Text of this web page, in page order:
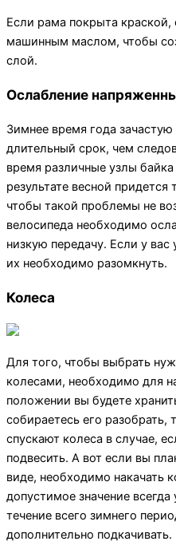
Если рама покрыта
машинным маслом, чтобы
слой.
Ослабление
Зимнее время года зачастую
длительный срок, чем
время различные узлы
результате весной придется
чтобы такой проблемы не
велосипеда необходимо
низкую передачу. Если у
их необходимо разомкнуть.
Колеса
Для того, чтобы выбрать
колесами, необходимо для
положении вы будете
собираетесь его
спускают колеса в случае,
подвесить. А вот если вы
виде, необходимо накачать
допустимое значение
течение всего зимнего
дополнительно подкачивать.